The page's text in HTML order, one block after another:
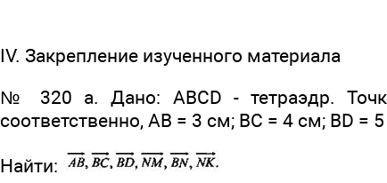
IV. Закрепление изученного материала
№ 320 а. Дано: ABCD - тетраэдр.
соответственно, АВ = 3 см; ВС = 4 см; BD =
Найти: